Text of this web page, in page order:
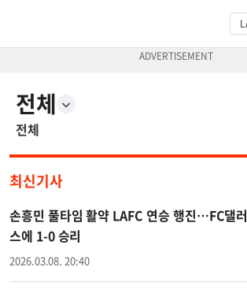
전체
전체
최신기사
손흥민 풀타임 활약 LAFC 연승 행진…FC댈러
스에 1-0 승리
2026.03.08. 20:40